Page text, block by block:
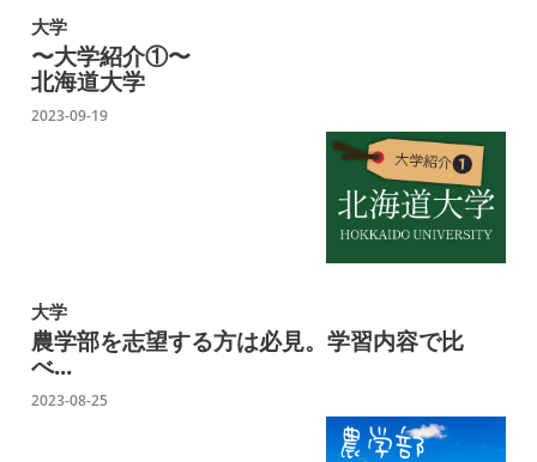
大学
〜大学紹介①〜
北海道大学
2023-09-19
大学
農学部を志望する方は必見。学習内容で比
べ...
2023-08-25